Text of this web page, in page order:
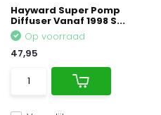
Hayward Super Pomp
Diffuser Vanaf 1998 S...
Op voorraad
47,95